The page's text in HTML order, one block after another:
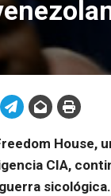
House,
CIA,